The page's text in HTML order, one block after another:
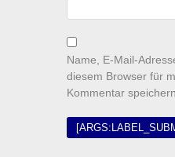
Name, E-Mail-
diesem Browser für
Kommentar